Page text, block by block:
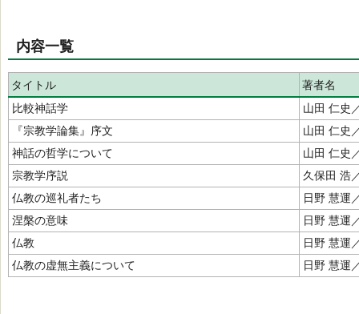
内容一覧
タイトル
著者名
比較神話学
山田 仁史
『宗教学論集』序文
山田 仁史
神話の哲学について
山田 仁史
宗教学序説
久保田 浩
仏教の巡礼者たち
日野 慧運
涅槃の意味
日野 慧運
仏教
日野 慧運
仏教の虚無主義について
日野 慧運